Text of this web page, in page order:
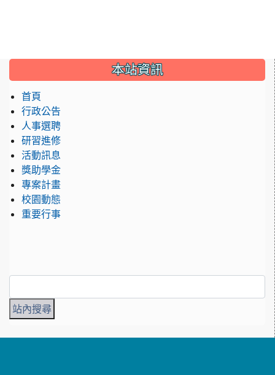
本站資訊
首頁
行政公告
人事選聘
研習進修
活動訊息
獎助學金
專案計畫
校園動態
重要行事